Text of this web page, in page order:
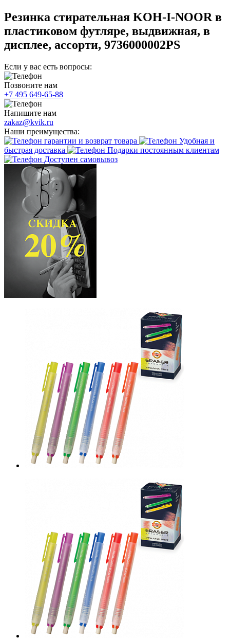
Резинка стирательная KOH-I-NOOR в
пластиковом футляре, выдвижная, в
дисплее, ассорти, 9736000002PS
Если у вас есть вопросы:
Позвоните нам
+7 495 649-65-88
Напишите нам
zakaz@kvik.ru
Наши преимущества:
гарантии и возврат товара
Удобная и
быстрая доставка
Подарки постоянным клиентам
Доступен самовывоз